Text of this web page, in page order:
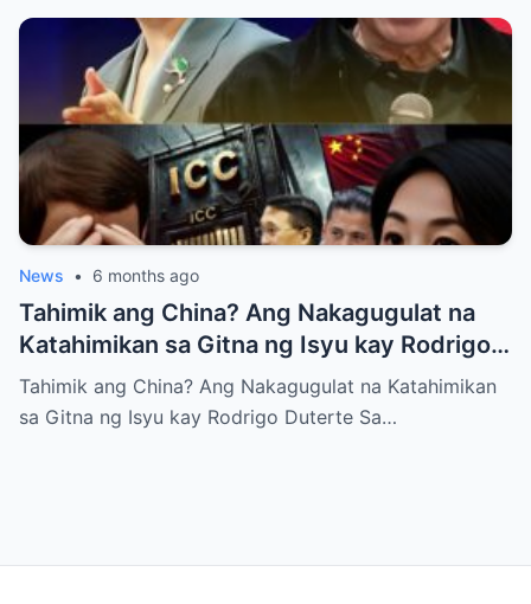
News • 6 months ago
Tahimik ang China? Ang Nakagugulat na
Katahimikan sa Gitna ng Isyu kay Rodrigo
Duterte
Tahimik ang China? Ang Nakagugulat na Katahimikan
sa Gitna ng Isyu kay Rodrigo Duterte Sa…